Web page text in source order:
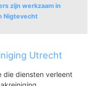
zijn werkzaam in
Nigtevecht
Utrecht
die diensten verleent